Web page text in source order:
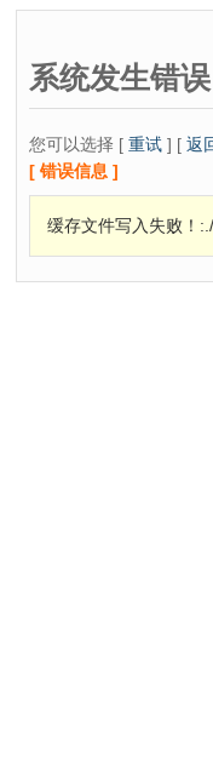
系统发生错误
您可以选择 [ 重试 ] [ 返
[ 错误信息 ]
缓存文件写入失败！